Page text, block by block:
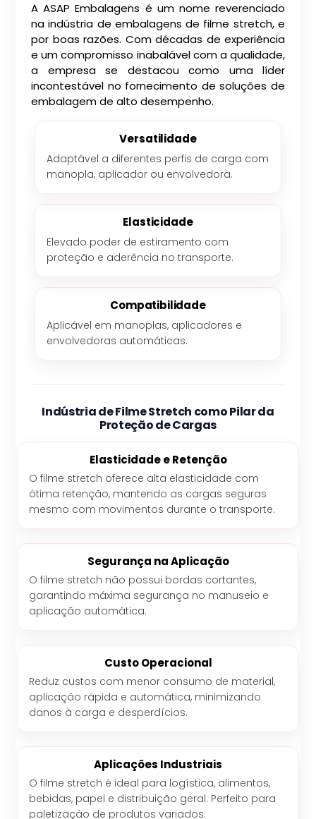
A ASAP Embalagens é um nome reverenciado
na indústria de embalagens de filme stretch, e
por boas razões. Com décadas de experiência
e um compromisso inabalável com a qualidade,
a empresa se destacou como uma líder
incontestável no fornecimento de soluções de
embalagem de alto desempenho.
Versatilidade
Adaptável a diferentes perfis de carga com
manopla, aplicador ou envolvedora.
Elasticidade
Elevado poder de estiramento com
proteção e aderência no transporte.
Compatibilidade
Aplicável em manoplas, aplicadores e
envolvedoras automáticas.
Indústria de Filme Stretch como Pilar da
Proteção de Cargas
Elasticidade e Retenção
O filme stretch oferece alta elasticidade com
ótima retenção, mantendo as cargas seguras
mesmo com movimentos durante o transporte.
Segurança na Aplicação
O filme stretch não possui bordas cortantes,
garantindo máxima segurança no manuseio e
aplicação automática.
Custo Operacional
Reduz custos com menor consumo de material,
aplicação rápida e automática, minimizando
danos à carga e desperdícios.
Aplicações Industriais
O filme stretch é ideal para logística, alimentos,
bebidas, papel e distribuição geral. Perfeito para
paletização de produtos variados.